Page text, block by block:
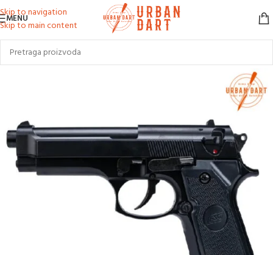
Skip to navigation
Skip to main content
MENU